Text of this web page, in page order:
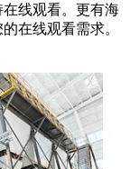
线观看。更有海
在线观看需求。